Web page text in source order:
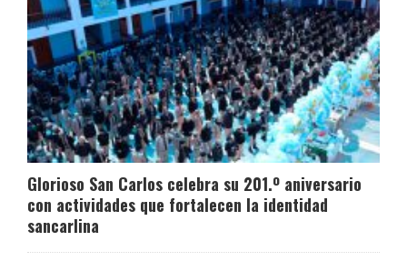
Glorioso San Carlos celebra su 201.º aniversario
con actividades que fortalecen la identidad
sancarlina